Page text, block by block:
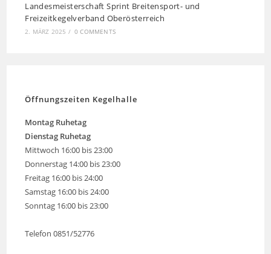
Landesmeisterschaft Sprint Breitensport- und
Freizeitkegelverband Oberösterreich
2. MÄRZ 2025 / 0 COMMENTS
Öffnungszeiten Kegelhalle
Montag Ruhetag
Dienstag Ruhetag
Mittwoch 16:00 bis 23:00
Donnerstag 14:00 bis 23:00
Freitag 16:00 bis 24:00
Samstag 16:00 bis 24:00
Sonntag 16:00 bis 23:00
Telefon 0851/52776